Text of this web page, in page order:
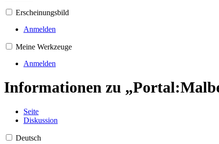
Erscheinungsbild
Anmelden
Meine Werkzeuge
Anmelden
Informationen zu
Seite
Diskussion
Deutsch